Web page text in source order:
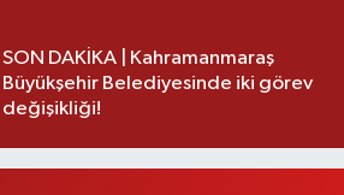
SON DAKİKA | Kahramanmaraş
Büyükşehir Belediyesinde iki görev
değişikliği!